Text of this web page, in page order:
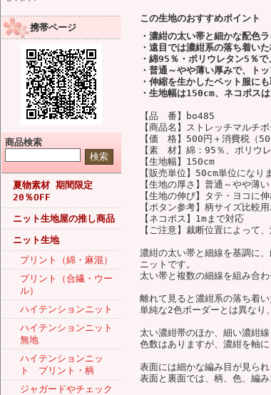
携帯ページ
商品検索
夏物素材 期間限定
20％OFF
ニット生地屋の推し商品
ニット生地
プリント（綿・麻混）
プリント（合繊・ウー
ル）
ハイテンションニット
ハイテンションニット
無地
ハイテンションニッ
ト プリント・柄
ジャガードやチェック
この生地のおすすめポイント
・濃紺の太い帯と細かな配色
・遠目では濃紺系の落ち着い
・綿95％・ポリウレタン5％で
・普通～やや薄い厚みで、ト
・伸縮を生かしたペット服に
・生地幅は150cm、ネコポスは
【品 番】bo485
【商品名】ストレッチマルチ
【価 格】500円＋消費税（
【素 材】綿：95％、ポリウ
【生地幅】150cm
【販売単位】50cm単位になり
【生地の厚さ】普通～やや薄い
【生地の伸び】タテ・ヨコに伸
【ボタン参考】柄サイズ比較
【ネコポス】1mまで対応
【ご注意】裁断位置によって
濃紺の太い帯と細線を基調に
ニットです。
太い帯と複数の細線を組み合
離れて見ると濃紺系の落ち着
単純な2色ボーダーとは異なり
太い濃紺帯のほか、細い濃紺
色数はありますが、濃紺を軸
表面には細かな編み目が見ら
表面と裏面では、柄、色、編